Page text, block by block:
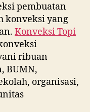
WA
0815
995
6854
pembuatan
konveksi yang
Konveksi Topi
ribuan
BUMN,
organisasi,